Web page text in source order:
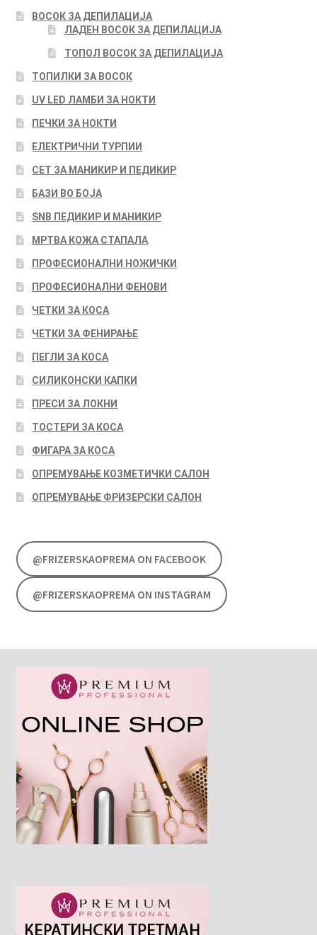
ВОСОК ЗА ДЕПИЛАЦИЈА
ЛАДЕН ВОСОК ЗА ДЕПИЛАЦИЈА
ТОПОЛ ВОСОК ЗА ДЕПИЛАЦИЈА
ТОПИЛКИ ЗА ВОСОК
UV LED ЛАМБИ ЗА НОКТИ
ПЕЧКИ ЗА НОКТИ
ЕЛЕКТРИЧНИ ТУРПИИ
СЕТ ЗА МАНИКИР И ПЕДИКИР
БАЗИ ВО БОЈА
SNB ПЕДИКИР И МАНИКИР
МРТВА КОЖА СТАПАЛА
ПРОФЕСИОНАЛНИ НОЖИЧКИ
ПРОФЕСИОНАЛНИ ФЕНОВИ
ЧЕТКИ ЗА КОСА
ЧЕТКИ ЗА ФЕНИРАЊЕ
ПЕГЛИ ЗА КОСА
СИЛИКОНСКИ КАПКИ
ПРЕСИ ЗА ЛОКНИ
ТОСТЕРИ ЗА КОСА
ФИГАРА ЗА КОСА
ОПРЕМУВАЊЕ КОЗМЕТИЧКИ САЛОН
ОПРЕМУВАЊЕ ФРИЗЕРСКИ САЛОН
@FRIZERSKAOPREMA ON FACEBOOK
@FRIZERSKAOPREMA ON INSTAGRAM